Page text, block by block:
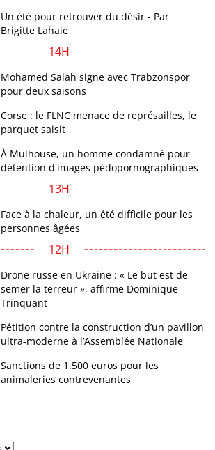
Un été pour retrouver du désir - Par
Brigitte Lahaie
14H
Mohamed Salah signe avec Trabzonspor
pour deux saisons
Corse : le FLNC menace de représailles, le
parquet saisit
À Mulhouse, un homme condamné pour
détention d'images pédopornographiques
13H
Face à la chaleur, un été difficile pour les
personnes âgées
12H
Drone russe en Ukraine : « Le but est de
semer la terreur », affirme Dominique
Trinquant
Pétition contre la construction d’un pavillon
ultra-moderne à l’Assemblée Nationale
Sanctions de 1.500 euros pour les
animaleries contrevenantes